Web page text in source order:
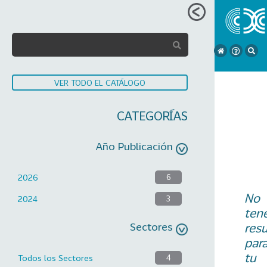
VER TODO EL CATÁLOGO
CATEGORÍAS
Año Publicación
2026 6
2024 3
Sectores
Todos los Sectores 4
No
tu